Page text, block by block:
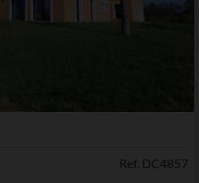
Ref. DC4857